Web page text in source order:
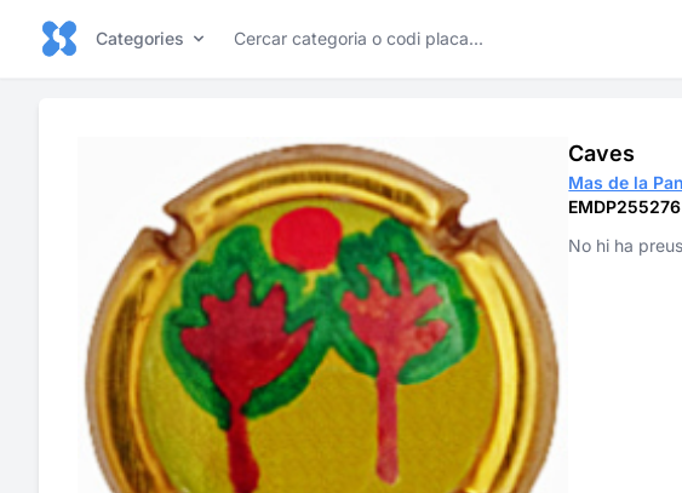
Categories
Caves
Mas de la
No hi ha